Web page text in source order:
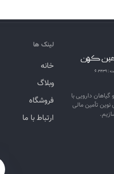
گیاهان دارویی با
نوین تأمین مالی
لینک ها
خانه
وبلاگ
فروشگاه
ارتباط با ما